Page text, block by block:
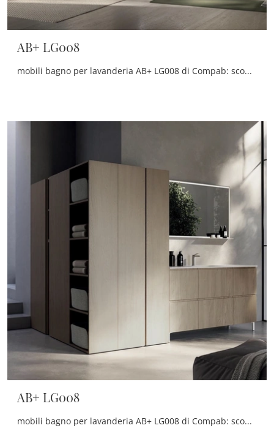
AB+ LG008
mobili bagno per lavanderia AB+ LG008 di Compab: scopri l'Arredo Bagno in melaminico moderno e arreda il bagno di casa.
AB+ LG008
mobili bagno per lavanderia AB+ LG008 di Compab: scopri l'Arredo Bagno in melaminico moderno e arreda il bagno di casa.